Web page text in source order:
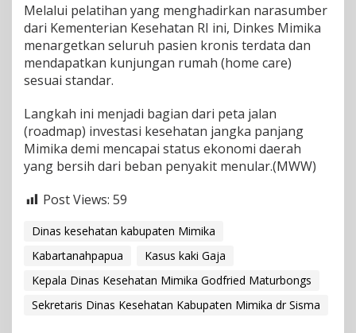
Melalui pelatihan yang menghadirkan narasumber
dari Kementerian Kesehatan RI ini, Dinkes Mimika
menargetkan seluruh pasien kronis terdata dan
mendapatkan kunjungan rumah (home care)
sesuai standar.
Langkah ini menjadi bagian dari peta jalan
(roadmap) investasi kesehatan jangka panjang
Mimika demi mencapai status ekonomi daerah
yang bersih dari beban penyakit menular.(MWW)
Post Views: 59
Dinas kesehatan kabupaten Mimika
Kabartanahpapua
Kasus kaki Gaja
Kepala Dinas Kesehatan Mimika Godfried Maturbongs
Sekretaris Dinas Kesehatan Kabupaten Mimika dr Sisma